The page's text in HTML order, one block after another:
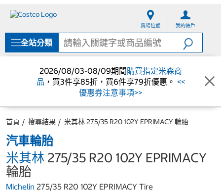
單
賣場位置 我的帳戶
全站分類
2026/08/03-08/09期間購買指定米森商
品 ，買3件享85折，買6件享79折優惠。 <<
優惠券注意事項>>
首頁 搜尋結果 米其林 275/35 R20 102Y EPRIMACY 輪胎
汽車輪胎
米其林 275/35 R20 102Y EPRIMACY
輪胎
Michelin 275/35 R20 102Y EPRIMACY Tire